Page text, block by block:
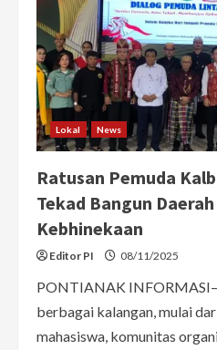
Lokal News
Ratusan Pemuda
Tekad Bangun
Kebhinekaan
Editor PI 08/11/2025
PONTIANAK
berbagai kalangan, mulai
mahasiswa, komunitas